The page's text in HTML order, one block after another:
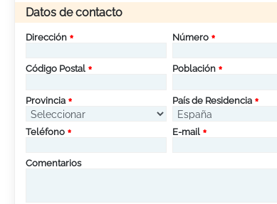
Datos de contacto
Dirección Número
Código Postal Población
Provincia País de Residencia
Teléfono E-mail
Comentarios